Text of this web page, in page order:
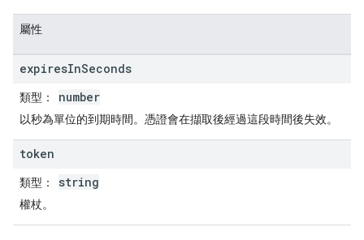
屬性
expiresInSeconds
類型： number
以秒為單位的到期時間。憑證會在擷取後經過這段時間後失效。
token
類型： string
權杖。